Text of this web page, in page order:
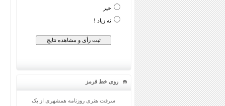
خیر
نه زیاد !
روی خط قرمز
سرقت هنری روزنامه همشهری از یک